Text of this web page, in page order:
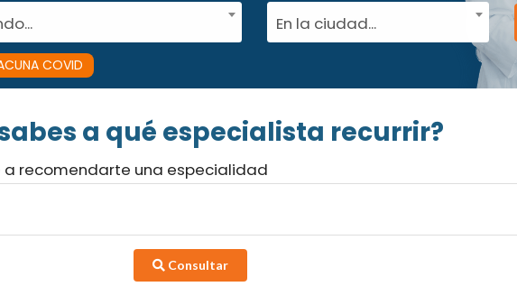
COVID
En la ciudad...
a qué especialista recurrir?
recomendarte una especialidad
Consultar